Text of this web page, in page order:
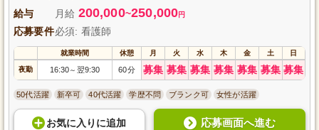
給与 月給 200,000~250,000円
応募要件必須: 看護師
就業時間 休憩 月 火 水 木 金 土 日
夜勤 16:30～ 翌9:30 60分 募集 募集 募集 募集 募集 募集 募集
50代活躍 新卒可 40代活躍 学歴不問 ブランク可 女性が活躍
お気に入り に追加 応募画面へ進む